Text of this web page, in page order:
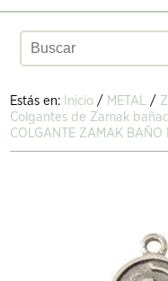
Estás en: Inicio / METAL /
Colgantes de Zamak
COLGANTE ZAMAK